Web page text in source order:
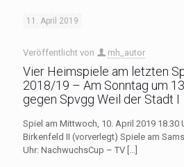
11. April 2019
Veröffentlicht von mh_autor
Vier Heimspiele am letzten
2018/19 – Am Sonntag um
gegen Spvgg Weil der Stadt I
Spiel am Mittwoch, 10. April 2019 18.30
Birkenfeld II (vorverlegt) Spiele am
Uhr: NachwuchsCup – TV […]